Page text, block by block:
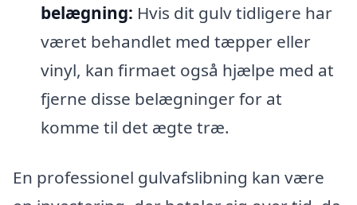
belægning: Hvis dit gulv tidligere har
været behandlet med tæpper eller
vinyl, kan firmaet også hjælpe med at
fjerne disse belægninger for at
komme til det ægte træ.
En professionel gulvafslibning kan være